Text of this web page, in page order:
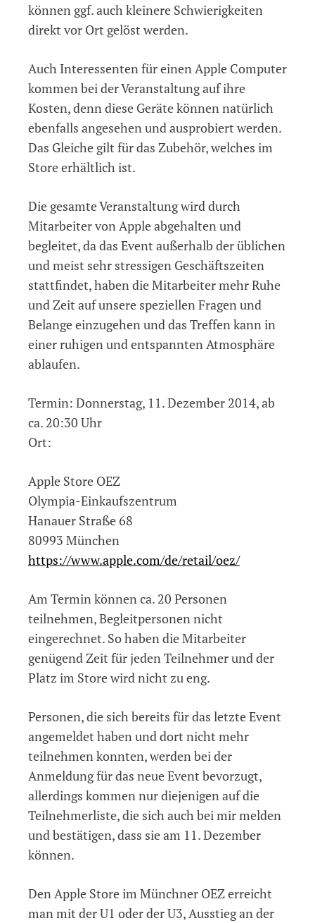
können ggf. auch kleinere Schwierigkeiten
direkt vor Ort gelöst werden.
Auch Interessenten für einen Apple Computer
kommen bei der Veranstaltung auf ihre
Kosten, denn diese Geräte können natürlich
ebenfalls angesehen und ausprobiert werden.
Das Gleiche gilt für das Zubehör, welches im
Store erhältlich ist.
Die gesamte Veranstaltung wird durch
Mitarbeiter von Apple abgehalten und
begleitet, da das Event außerhalb der üblichen
und meist sehr stressigen Geschäftszeiten
stattfindet, haben die Mitarbeiter mehr Ruhe
und Zeit auf unsere speziellen Fragen und
Belange einzugehen und das Treffen kann in
einer ruhigen und entspannten Atmosphäre
ablaufen.
Termin: Donnerstag, 11. Dezember 2014, ab
ca. 20:30 Uhr
Ort:
Apple Store OEZ
Olympia-Einkaufszentrum
Hanauer Straße 68
80993 München
https://www.apple.com/de/retail/oez/
Am Termin können ca. 20 Personen
teilnehmen, Begleitpersonen nicht
eingerechnet. So haben die Mitarbeiter
genügend Zeit für jeden Teilnehmer und der
Platz im Store wird nicht zu eng.
Personen, die sich bereits für das letzte Event
angemeldet haben und dort nicht mehr
teilnehmen konnten, werden bei der
Anmeldung für das neue Event bevorzugt,
allerdings kommen nur diejenigen auf die
Teilnehmerliste, die sich auch bei mir melden
und bestätigen, dass sie am 11. Dezember
können.
Den Apple Store im Münchner OEZ erreicht
man mit der U1 oder der U3, Ausstieg an der